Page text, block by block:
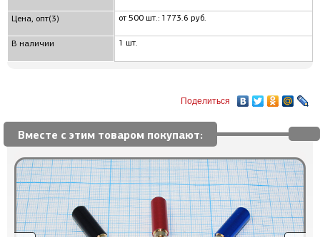
Цена, опт(3)
В наличии
от 500 шт.: 1773.6 руб.
1 шт.
Поделиться
Вместе с этим товаром покупают: